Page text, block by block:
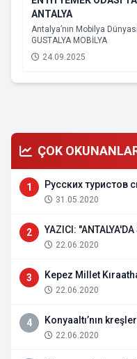
ANTALYA
Antalya’nın Mobilya
GUSTALYA MOBİLYA
24.09.2025
ÇOK
1 Русских туристов
31.05.2020
2 YAZICI:
22.06.2020
3 Kepez Millet
22.06.2020
4 Konyaaltı’nın
22.06.2020